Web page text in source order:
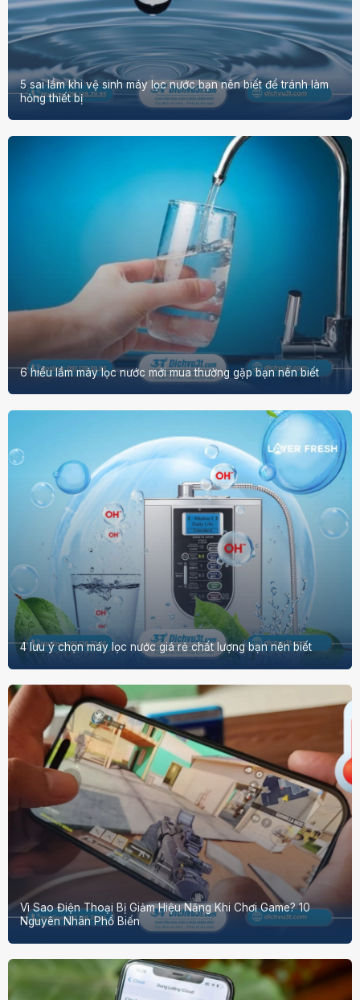
5 sai lầm khi vệ sinh máy lọc nước bạn nên biết để tránh làm
hỏng thiết bị
6 hiểu lầm máy lọc nước mới mua thường gặp bạn nên biết
4 lưu ý chọn máy lọc nước giá rẻ chất lượng bạn nên biết
Vì Sao Điện Thoại Bị Giảm Hiệu Năng Khi Chơi Game? 10
Nguyên Nhân Phổ Biến